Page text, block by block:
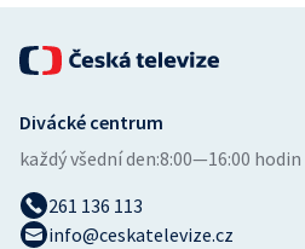
Divácké centrum
každý všední den:8:00—16:00 hodin
261 136 113
info@ceskatelevize.cz